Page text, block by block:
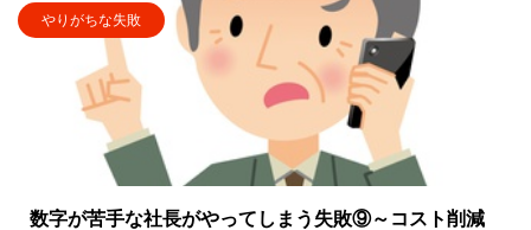
やりがちな失敗
数字が苦手な社長がやってしまう失敗⑨～コスト削減